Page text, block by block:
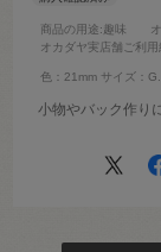
商品の用途:趣味
オカダヤ実店舗ご利用
色：21mm サイズ：
小物やバック作り